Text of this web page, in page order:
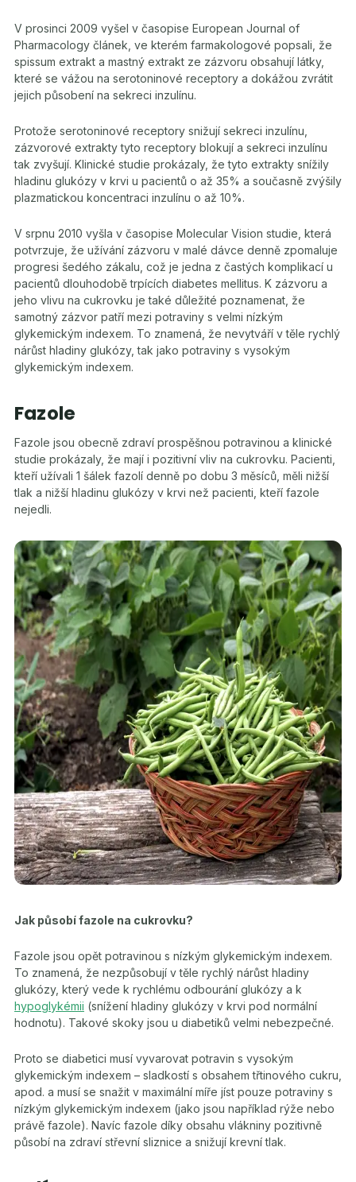
V prosinci 2009 vyšel v časopise European Journal of
Pharmacology článek, ve kterém farmakologové popsali, že
spissum extrakt a mastný extrakt ze zázvoru obsahují látky,
které se vážou na serotoninové receptory a dokážou zvrátit
jejich působení na sekreci inzulínu.
Protože serotoninové receptory snižují sekreci inzulínu,
zázvorové extrakty tyto receptory blokují a sekreci inzulínu
tak zvyšují. Klinické studie prokázaly, že tyto extrakty snížily
hladinu glukózy v krvi u pacientů o až 35% a současně zvýšily
plazmatickou koncentraci inzulínu o až 10%.
V srpnu 2010 vyšla v časopise Molecular Vision studie, která
potvrzuje, že užívání zázvoru v malé dávce denně zpomaluje
progresi šedého zákalu, což je jedna z častých komplikací u
pacientů dlouhodobě trpících diabetes mellitus. K zázvoru a
jeho vlivu na cukrovku je také důležité poznamenat, že
samotný zázvor patří mezi potraviny s velmi nízkým
glykemickým indexem. To znamená, že nevytváří v těle rychlý
nárůst hladiny glukózy, tak jako potraviny s vysokým
glykemickým indexem.
Fazole
Fazole jsou obecně zdraví prospěšnou potravinou a klinické
studie prokázaly, že mají i pozitivní vliv na cukrovku. Pacienti,
kteří užívali 1 šálek fazolí denně po dobu 3 měsíců, měli nižší
tlak a nižší hladinu glukózy v krvi než pacienti, kteří fazole
nejedli.
Jak působí fazole na cukrovku?
Fazole jsou opět potravinou s nízkým glykemickým indexem.
To znamená, že nezpůsobují v těle rychlý nárůst hladiny
glukózy, který vede k rychlému odbourání glukózy a k
hypoglykémii (snížení hladiny glukózy v krvi pod normální
hodnotu). Takové skoky jsou u diabetiků velmi nebezpečné.
Proto se diabetici musí vyvarovat potravin s vysokým
glykemickým indexem – sladkostí s obsahem třtinového cukru,
apod. a musí se snažit v maximální míře jíst pouze potraviny s
nízkým glykemickým indexem (jako jsou například rýže nebo
právě fazole). Navíc fazole díky obsahu vlákniny pozitivně
působí na zdraví střevní sliznice a snižují krevní tlak.